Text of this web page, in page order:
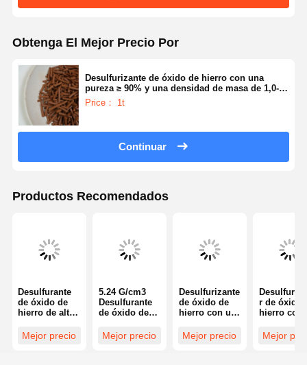
Obtenga El Mejor Precio Por
Desulfurizante de óxido de hierro con una
pureza ≥ 90% y una densidad de masa de 1,0-
1,2 g/cm3 para la purificación de gases en
partículas esféricas marrones
Price： 1t
Continuar
Productos Recomendados
Desulfurante
de óxido de
hierro de alta
G/cm3 con
resistencia a
Mejor precio
5.24 G/cm3
Desulfurante
de óxido de
densidad con
40-50% de
Mejor precio
Desulfurizante
de óxido de
hierro con un
agua ≤ 5% y
Mejor precio
r de óxido
hierro con
poros de
0,5 Cm3g,
Mejor